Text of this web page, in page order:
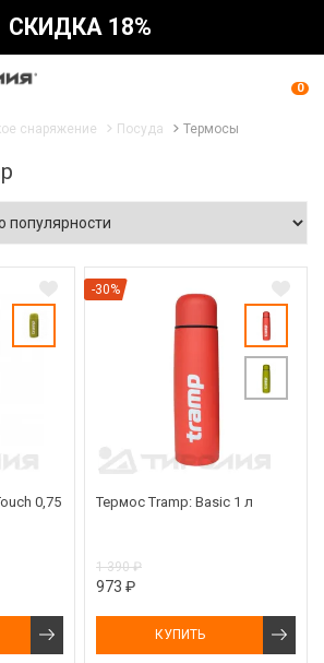
СКИДКА 18%
0
снаряжение Посуда Термосы
0,75
-30%
Термос Tramp: Basic 1 л
1 390 ₽
973 ₽
КУПИТЬ